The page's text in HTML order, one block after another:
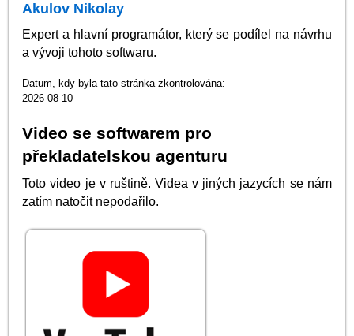
Akulov Nikolay
Expert a hlavní programátor, který se podílel na návrhu
a vývoji tohoto softwaru.
Datum, kdy byla tato stránka zkontrolována:
2026-08-10
Video se softwarem pro
překladatelskou agenturu
Toto video je v ruštině. Videa v jiných jazycích se nám
zatím natočit nepodařilo.